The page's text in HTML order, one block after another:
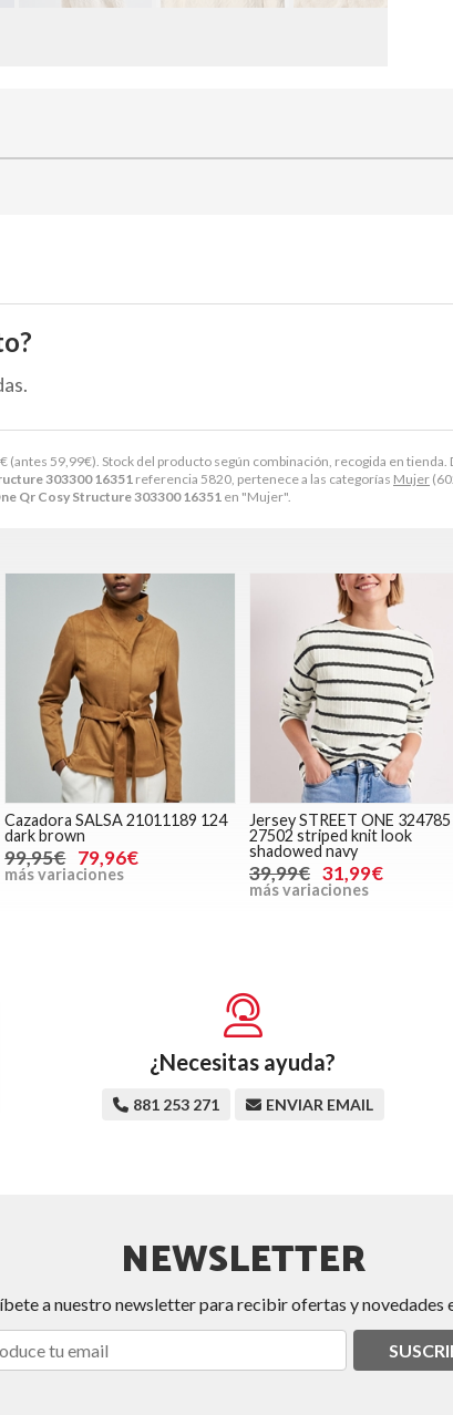
€ (antes 59,99€). Stock del producto según combinación, recogida en tienda.
303300 16351 referencia 5820, pertenece a las categorías Mujer
Qr Cosy Structure 303300 16351 en "Mujer".
Cazadora SALSA 21011189 124
dark brown
99,95€ 79,96€
más variaciones
Jersey STREET ONE 324785
27502 striped knit look
shadowed navy
39,99€ 31,99€
más variaciones
¿Necesitas ayuda?
881 253 271 ENVIAR EMAIL
NEWSLETTER
a nuestro newsletter para recibir ofertas y novedades